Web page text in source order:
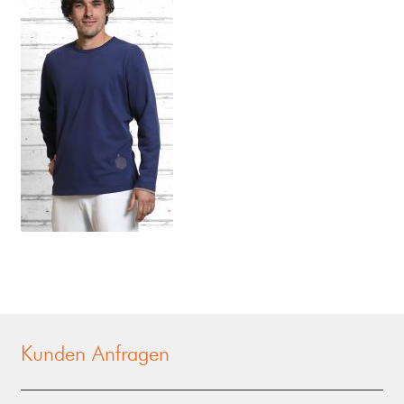
Kunden Anfragen